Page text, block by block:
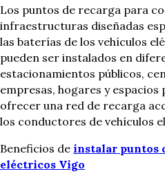
Los puntos de recarga para
infraestructuras diseñadas
las baterías de los vehículos
pueden ser instalados en
estacionamientos públicos,
empresas, hogares y espacios
ofrecer una red de recarga
los conductores de vehículos
Beneficios de instalar puntos
eléctricos Vigo